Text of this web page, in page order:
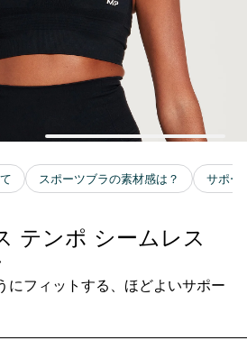
テンポ シームレス
にフィットする、ほどよいサポー